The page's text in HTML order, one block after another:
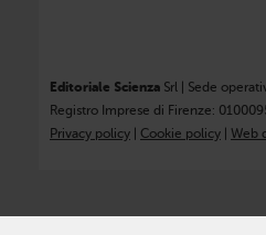
Editoriale Scienza Srl | Sede
Registro Imprese di Firenze:
Privacy policy
Cookie policy Web